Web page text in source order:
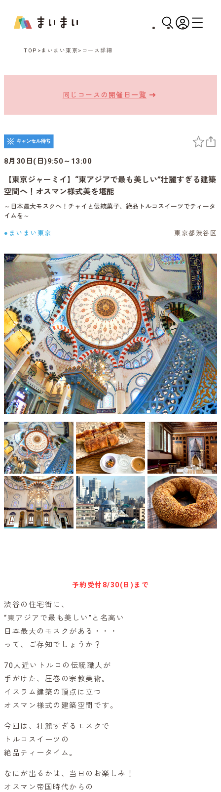
TOP まいまい東京 コース詳細
同じコースの開催日一覧
8月30日(日)9:50～13:00
【東京ジャーミイ】“東アジアで最も美しい”壮麗すぎる建築
空間へ！オスマン様式美を堪能
～日本最大モスクへ！チャイと伝統菓子、絶品トルコスイーツでティータ
イムを～
●まいまい東京 東京都渋谷区
予約受付 8/30(日)まで
渋谷の住宅街に、
“東アジアで最も美しい”と名高い
日本最大のモスクがある・・・
って、ご存知でしょうか？
70人近いトルコの伝統職人が
手がけた、圧巻の宗教美術。
イスラム建築の頂点に立つ
オスマン様式の建築空間です。
今回は、壮麗すぎるモスクで
トルコスイーツの
絶品ティータイム。
なにが出るかは、当日のお楽しみ！
オスマン帝国時代からの